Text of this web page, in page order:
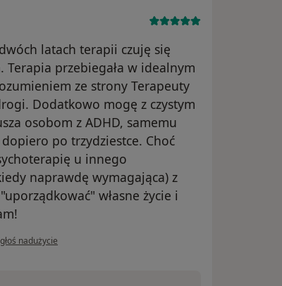
latach terapii czuję się
Terapia przebiegała w idealnym
ze strony Terapeuty
Dodatkowo mogę z czystym
osobom z ADHD, samemu
po trzydziestce. Choć
u innego
naprawdę wymagająca) z
własne życie i
opinii użytkownika D. B.
nadużycie